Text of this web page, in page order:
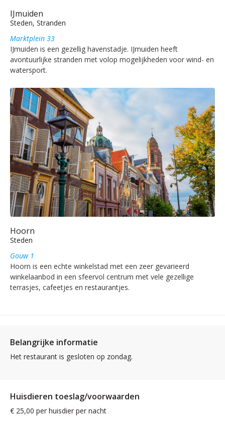
IJmuiden
Steden, Stranden
Marktplein 33
IJmuiden is een gezellig havenstadje. IJmuiden heeft
avontuurlijke stranden met volop mogelijkheden voor wind- en
watersport.
Hoorn
Steden
Gouw 1
Hoorn is een echte winkelstad met een zeer gevarieerd
winkelaanbod in een sfeervol centrum met vele gezellige
terrasjes, cafeetjes en restaurantjes.
Belangrijke informatie
Het restaurant is gesloten op zondag.
Huisdieren toeslag/voorwaarden
€ 25,00 per huisdier per nacht